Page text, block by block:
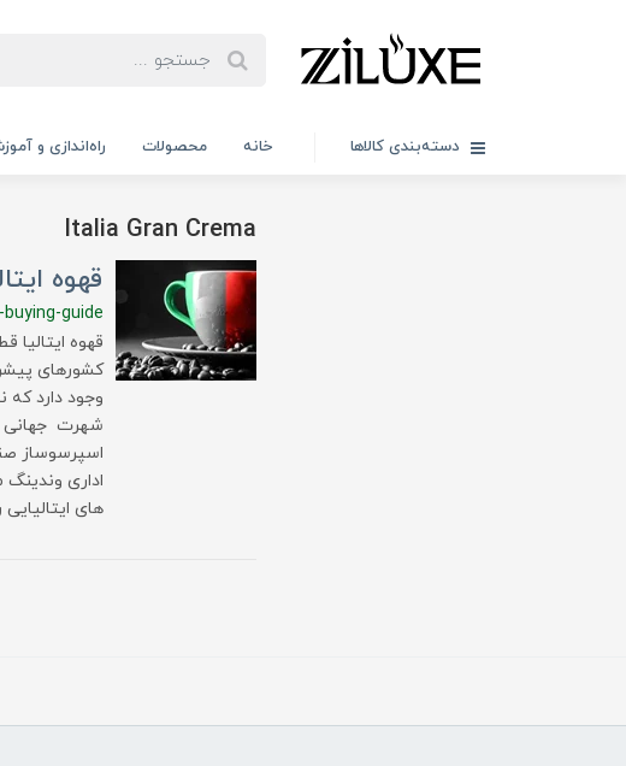
دسته‌بندی کالاها خانه محصولات راه‌اندازی و
Italia Gran Crema
قهوه
guide
قهوه ایتالیا
کشورهای
وجود دارد که
شهرت جهانی
اسپرسوساز
اداری
های